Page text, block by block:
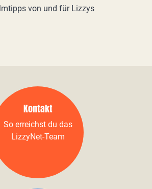
von und für Lizzys
Kontakt
So erreichst du das
LizzyNet-Team